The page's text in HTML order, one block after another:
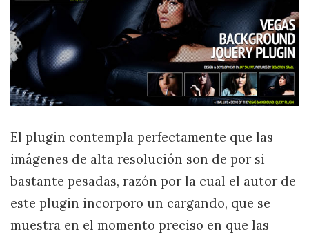
El plugin contempla perfectamente que las
imágenes de alta resolución son de por si
bastante pesadas, razón por la cual el autor de
este plugin incorporo un cargando, que se
muestra en el momento preciso en que las